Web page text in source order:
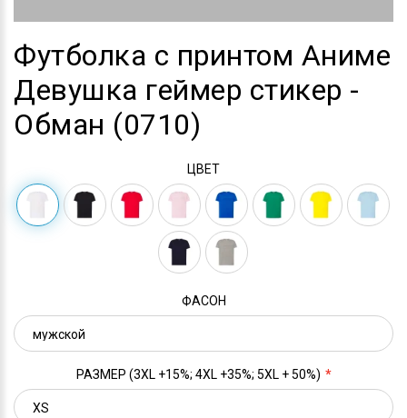
Футболка с принтом Аниме
Девушка геймер стикер -
Обман (0710)
ЦВЕТ
ФАСОН
РАЗМЕР (3XL +15%; 4XL +35%; 5XL + 50%)